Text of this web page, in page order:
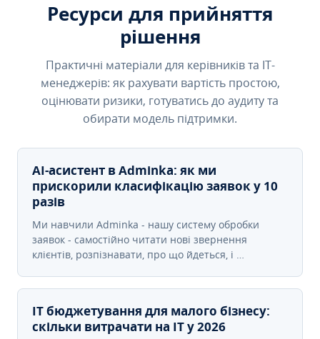
Ресурси для прийняття
рішення
Практичні матеріали для керівників та IT-
менеджерів: як рахувати вартість простою,
оцінювати ризики, готуватись до аудиту та
обирати модель підтримки.
AI-асистент в Adminka: як ми
прискорили класифікацію заявок у 10
разів
Ми навчили Adminka - нашу систему обробки
заявок - самостійно читати нові звернення
клієнтів, розпізнавати, про що йдеться, і …
IT бюджетування для малого бізнесу:
скільки витрачати на IT у 2026